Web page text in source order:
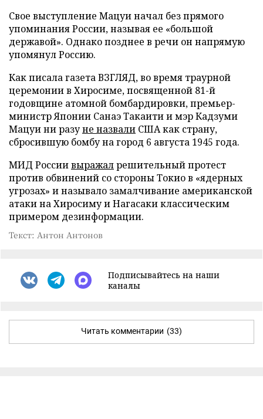
Свое выступление Мацуи начал без прямого
упоминания России, называя ее «большой
державой». Однако позднее в речи он напрямую
упомянул Россию.
Как писала газета ВЗГЛЯД, во время траурной
церемонии в Хиросиме, посвященной 81-й
годовщине атомной бомбардировки, премьер-
министр Японии Санаэ Такаити и мэр Кадзуми
Мацуи ни разуне назвали США как страну,
сбросившую бомбу на город 6 августа 1945 года.
МИД Россиивыражалрешительный протест
против обвинений со стороны Токио в «ядерных
угрозах» и называло замалчивание американской
атаки на Хиросиму и Нагасаки классическим
примером дезинформации.
Текст: Антон Антонов
Подписывайтесь на наши
каналы
Читать комментарии (33)